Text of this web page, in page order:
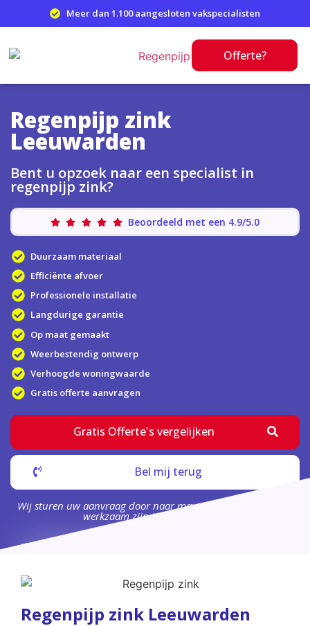
Meer dan 1.100 aangesloten vakspecialisten
Offerte?
Regenpijp zink
Leeuwarden
Bent u opzoek naar een specialist in
regenpijp zink?
Beoordeeld met een 4.9/5.0
Duurzaam materiaal
Efficiënte afvoer
Professionele installatie
Langdurige garantie
Op maat gemaakt
Weerbestendig ontwerp
Verhoogde woningwaarde
Gratis offerte aanvragen
Gratis Offerte's vergelijken
Bel mij terug
Wij sturen uw aanvraag door naar maximaal 4 bedrijven die
werkzaam zijn in uw omgeving.
Regenpijp zink Leeuwarden